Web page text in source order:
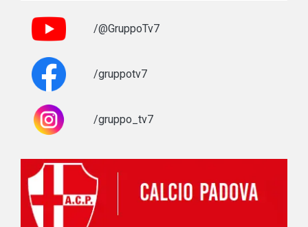
/@GruppoTv7
/gruppotv7
/gruppo_tv7